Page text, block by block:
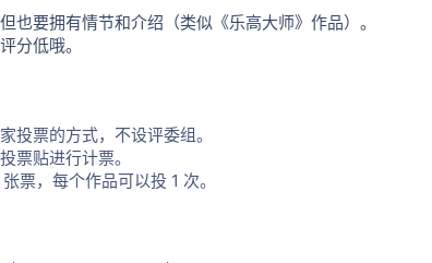
也要拥有情节和介绍（类似《乐高大师》作品）。
分低哦。
投票的方式，不设评委组。
票贴进行计票。
票，每个作品可以投 1 次。